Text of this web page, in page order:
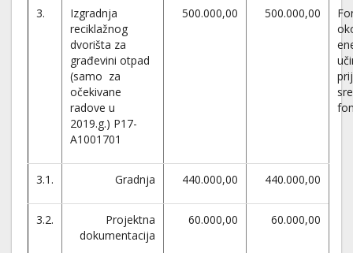
3.
Izgradnja
reciklažnog
dvorišta za
građevini otpad
(samo za
očekivane
radove u
2019.g.) P17-
A1001701
500.000,00 500.000,00
3.1. Gradnja 440.000,00 440.000,00
3.2.
Projektna
dokumentacija
60.000,00 60.000,00